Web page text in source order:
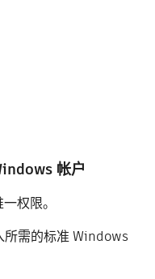
帐户
权限。
所需的标准 Windows